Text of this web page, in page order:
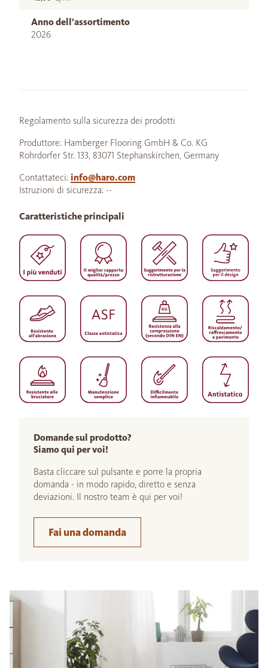
Anno dell’assortimento
2026
Regolamento sulla sicurezza dei prodotti
Produttore: Hamberger Flooring GmbH & Co. KG
Rohrdorfer Str. 133, 83071 Stephanskirchen, Germany
Contattateci: info@haro.com
Istruzioni di sicurezza: --
Domande sul prodotto?
Siamo qui per voi!
Basta cliccare sul pulsante e porre la propria
domanda - in modo rapido, diretto e senza
deviazioni. Il nostro team è qui per voi!
Fai una domanda
Caratteristiche principali